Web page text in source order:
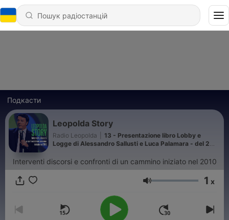
Подкасти
Leopolda Story
Radio Leopolda
13 - Presentazione libro Lobby e
Logge di Alessandro Sallusti e Luca Palamara - del 2
Interventi discorsi e confronti di un cammino iniziato nel 2010
Гучність 1 x